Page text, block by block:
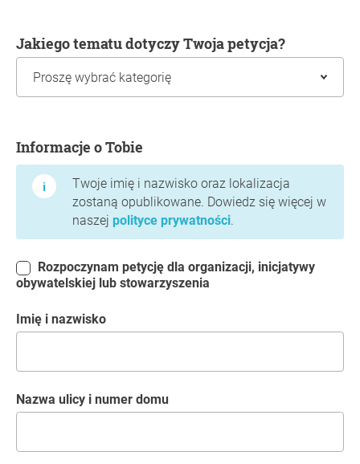
Jakiego tematu dotyczy Twoja petycja?
Informacje o Tobie
Twoje imię i nazwisko oraz lokalizacja
zostaną opublikowane. Dowiedz się więcej w
naszej polityce prywatności.
obywatelskiej lub stowarzyszenia
Imię i nazwisko
Nazwa ulicy i numer domu